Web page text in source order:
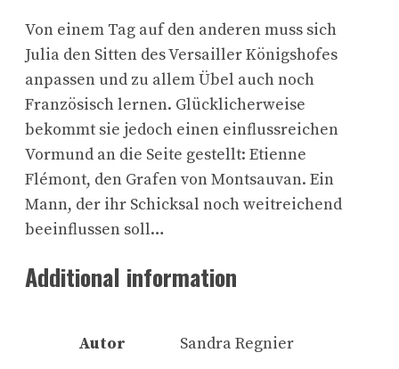
Von einem Tag auf den anderen muss sich
Julia den Sitten des Versailler Königshofes
anpassen und zu allem Übel auch noch
Französisch lernen. Glücklicherweise
bekommt sie jedoch einen einflussreichen
Vormund an die Seite gestellt: Etienne
Flémont, den Grafen von Montsauvan. Ein
Mann, der ihr Schicksal noch weitreichend
beeinflussen soll…
Additional information
Autor Sandra Regnier